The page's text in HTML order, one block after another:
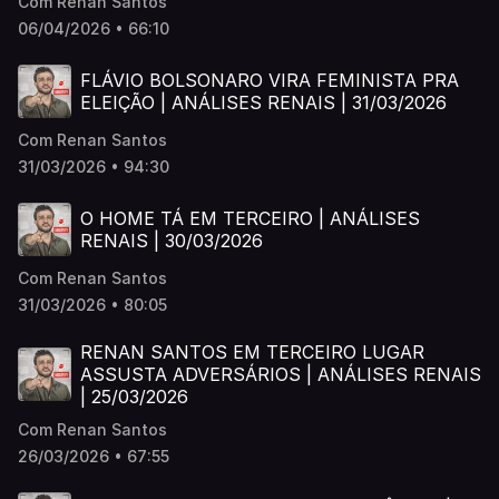
06/04/2026 • 66:10
FLÁVIO BOLSONARO VIRA FEMINISTA PRA
ELEIÇÃO | ANÁLISES RENAIS | 31/03/2026
Com Renan Santos
31/03/2026 • 94:30
O HOME TÁ EM TERCEIRO | ANÁLISES
RENAIS | 30/03/2026
Com Renan Santos
31/03/2026 • 80:05
RENAN SANTOS EM TERCEIRO LUGAR
ASSUSTA ADVERSÁRIOS | ANÁLISES RENAIS
| 25/03/2026
Com Renan Santos
26/03/2026 • 67:55